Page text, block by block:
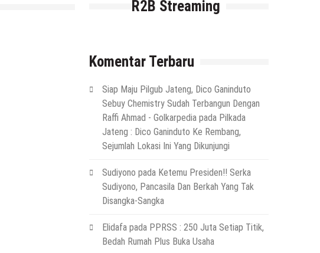
R2B Streaming
Komentar Terbaru
Siap Maju Pilgub Jateng, Dico Ganinduto
Sebuy Chemistry Sudah Terbangun Dengan
Raffi Ahmad - Golkarpediapada Pilkada
Jateng : Dico Ganinduto Ke Rembang,
Sejumlah Lokasi Ini Yang Dikunjungi
Sudiyono pada Ketemu Presiden!! Serka
Sudiyono, Pancasila Dan Berkah Yang Tak
Disangka-Sangka
Elidafapada PPRSS : 250 Juta Setiap Titik,
Bedah Rumah Plus Buka Usaha